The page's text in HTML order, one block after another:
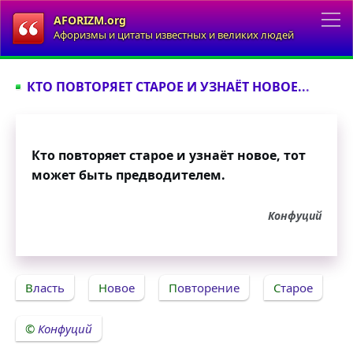
AFORIZM.org
Афоризмы и цитаты известных и великих людей
КТО ПОВТОРЯЕТ СТАРОЕ И УЗНАЁТ НОВОЕ...
Кто повторяет старое и узнаёт новое, тот
может быть предводителем.
Конфуций
Власть Новое Повторение Старое
Конфуций